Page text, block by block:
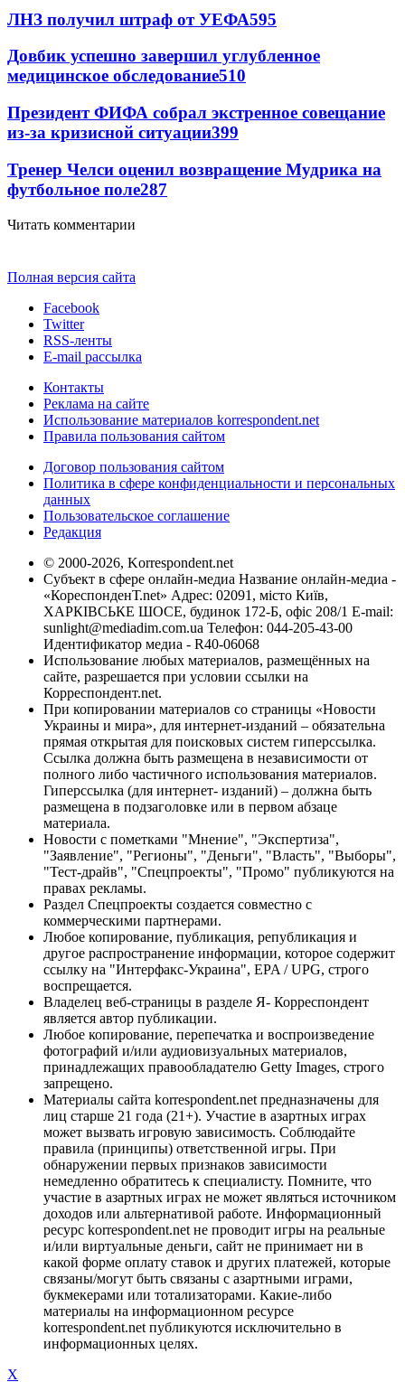
ЛНЗ получил штраф от УЕФА595
Довбик успешно завершил углубленное
медицинское обследование510
Президент ФИФА собрал экстренное совещание
из-за кризисной ситуации399
Тренер Челси оценил возвращение Мудрика на
футбольное поле287
Читать комментарии
Полная версия сайта
Facebook
Twitter
RSS-ленты
E-mail рассылка
Контакты
Реклама на сайте
Использование материалов korrespondent.net
Правила пользования сайтом
Договор пользования сайтом
Политика в сфере конфиденциальности и персональных
данных
Пользовательское соглашение
Редакция
© 2000-2026, Korrespondent.net
Субъект в сфере онлайн-медиа Название онлайн-медиа -
«КореспонденТ.net» Адрес: 02091, місто Київ,
ХАРКІВСЬКЕ ШОСЕ, будинок 172-Б, офіс 208/1 E-mail:
sunlight@mediadim.com.ua Телефон: 044-205-43-00
Идентификатор медиа - R40-06068
Использование любых материалов, размещённых на
сайте, разрешается при условии ссылки на
Корреспондент.net.
При копировании материалов со страницы «Новости
Украины и мира», для интернет-изданий – обязательна
прямая открытая для поисковых систем гиперссылка.
Ссылка должна быть размещена в независимости от
полного либо частичного использования материалов.
Гиперссылка (для интернет- изданий) – должна быть
размещена в подзаголовке или в первом абзаце
материала.
Новости с пометками "Мнение", "Экспертиза",
"Заявление", "Регионы", "Деньги", "Власть", "Выборы",
"Тест-драйв", "Спецпроекты", "Промо" публикуются на
правах рекламы.
Раздел Спецпроекты создается совместно с
коммерческими партнерами.
Любое копирование, публикация, републикация и
другое распространение информации, которое содержит
ссылку на "Интерфакс-Украина", EPA / UPG, строго
воспрещается.
Владелец веб-страницы в разделе Я- Корреспондент
является автор публикации.
Любое копирование, перепечатка и воспроизведение
фотографий и/или аудиовизуальных материалов,
принадлежащих правообладателю Getty Images, строго
запрещено.
Материалы сайта korrespondent.net предназначены для
лиц старше 21 года (21+). Участие в азартных играх
может вызвать игровую зависимость. Соблюдайте
правила (принципы) ответственной игры. При
обнаружении первых признаков зависимости
немедленно обратитесь к специалисту. Помните, что
участие в азартных играх не может являться источником
доходов или альтернативой работе. Информационный
ресурс korrespondent.net не проводит игры на реальные
и/или виртуальные деньги, сайт не принимает ни в
какой форме оплату ставок и других платежей, которые
связаны/могут быть связаны с азартными играми,
букмекерами или тотализаторами. Какие-либо
материалы на информационном ресурсе
korrespondent.net публикуются исключительно в
информационных целях.
X